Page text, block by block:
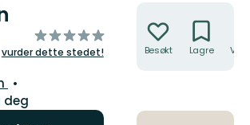
av
5
vurder dette stedet!
deg
Besøkt Lagre